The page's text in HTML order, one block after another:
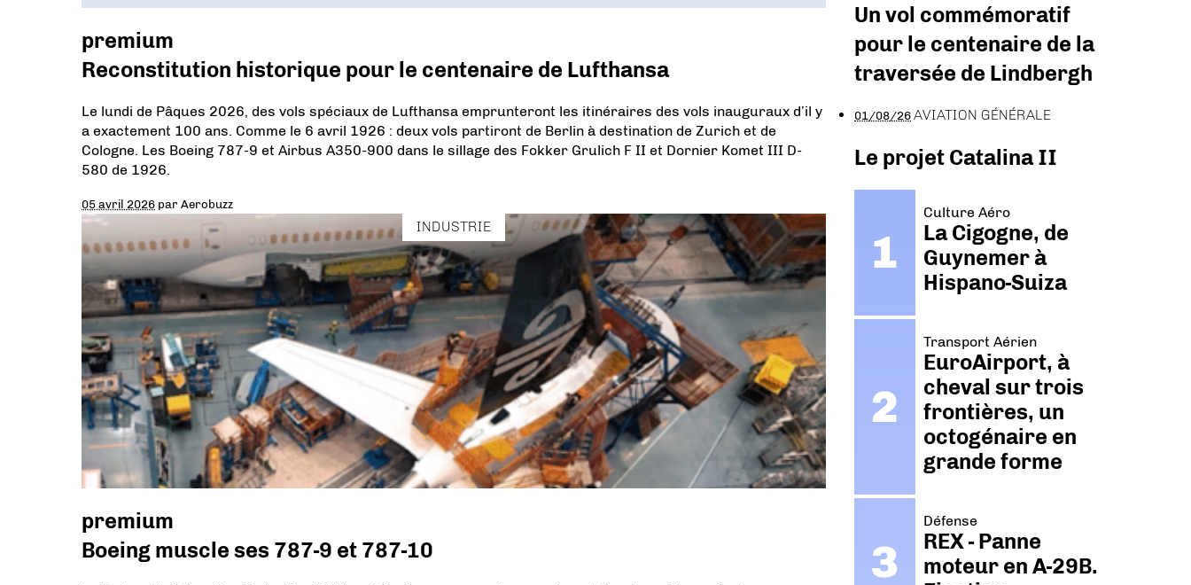
premium
Reconstitution historique pour le centenaire de Lufthansa
Le lundi de Pâques 2026, des vols spéciaux de Lufthansa emprunteront les itinéraires des vols inauguraux d’il y
a exactement 100 ans. Comme le 6 avril 1926 : deux vols partiront de Berlin à destination de Zurich et de
Cologne. Les Boeing 787-9 et Airbus A350-900 dans le sillage des Fokker Grulich F II et Dornier Komet III D-
580 de 1926.
05 avril 2026 parAerobuzz
INDUSTRIE
premium
Boeing muscle ses 787-9 et 787-10
Un vol commémoratif
pour le centenaire de la
traversée de Lindbergh
01/08/26AVIATION GÉNÉRALE
Le projet Catalina II
Culture Aéro
La Cigogne, de
Guynemer à
Hispano-Suiza
Transport Aérien
EuroAirport, à
cheval sur trois
frontières, un
octogénaire en
grande forme
Défense
REX - Panne
moteur en A-29B.